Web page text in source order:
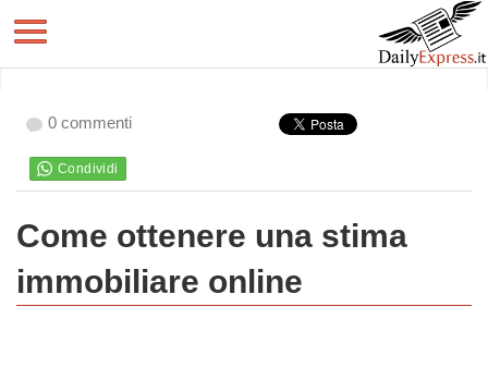
0 commenti
Come ottenere una stima
immobiliare online